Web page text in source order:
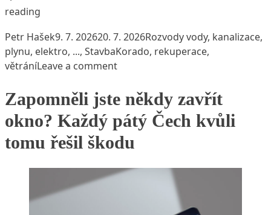
reading
Posted by
Petr Hašek9. 7. 202620. 7. 2026Posted in
Rozvody vody, kanalizace,
plynu, elektro, ..., StavbaTags:
Korado, rekuperace,
větráníLeave a commenton Jak větrat ve městě bez
Zapomněli jste někdy zavřít
okno? Každý pátý Čech kvůli
tomu řešil škodu